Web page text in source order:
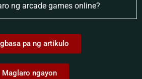
ng arcade games online?
pa ng artikulo
Maglaro ngayon